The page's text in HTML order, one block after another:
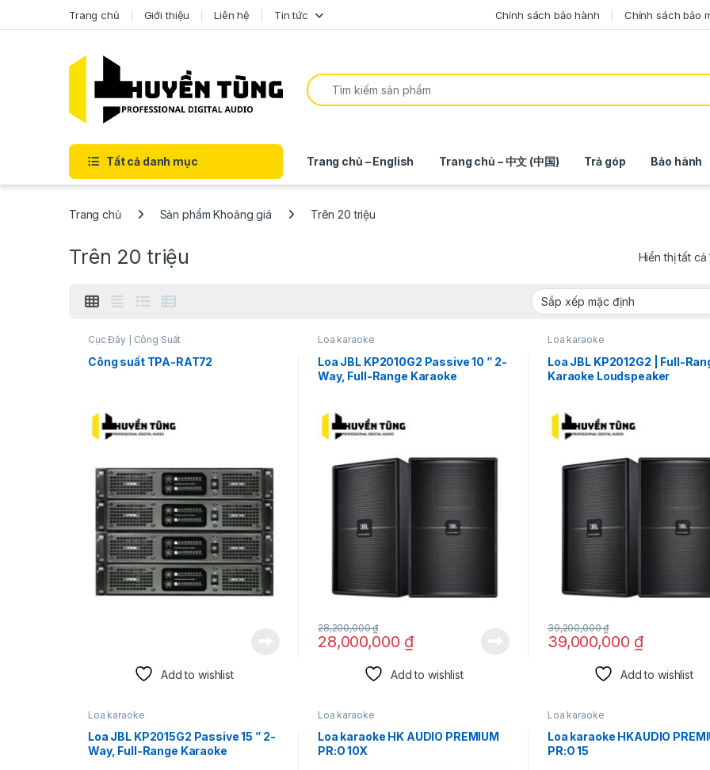
Trang chủ Giới thiệu Liên hệ Tin tức Chính sách bảo hành Chính sách bảo
Tất cả danh mục Trang chủ – English Trang chủ – 中文 (中国) Trả góp Bảo hành
Trang chủ Sản phẩm Khoảng giá Trên 20 triệu
Trên 20 triệu Hiển thị tất cả
Cục Đẩy | Công Suất
Công suất TPA-RAT72
Add to wishlist
Loa karaoke
Loa JBL KP2010G2 Passive 10 ” 2-
Way, Full-Range Karaoke
28,000,000 ₫
28,200,000₫
Add to wishlist
Loa karaoke
Loa JBL KP2012G2 | Full-
Karaoke Loudspeaker
39,000,000 ₫
39,200,000₫
Add to wishlist
Loa karaoke
Loa JBL KP2015G2 Passive 15 ” 2-
Way, Full-Range Karaoke
Loa karaoke
Loa karaoke HK AUDIO PREMIUM
PR:O 10X
Loa karaoke
Loa karaoke HKAUDIO
PR:O 15